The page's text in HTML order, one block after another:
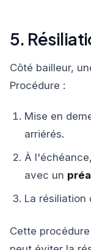
5.
Côté bailleur,
Procédure :
Mise en
arriérés.
À
avec un
La résiliation
Cette